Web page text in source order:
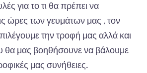
για το τι θα πρέπει να
ώρες των γευμάτων μας , τον
την τροφή μας αλλά και
θα μας βοηθήσουνε να βάλουμε
μας συνήθειες.